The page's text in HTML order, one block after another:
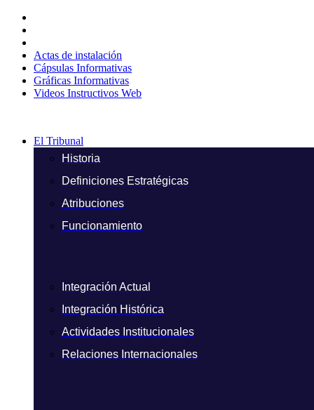
contenido
Actas de instalación
Cápsulas Informativas
Gráficas Informativas
Videos Instructivos Web
El Tribunal
Historia
Definiciones Estratégicas
Atribuciones
Funcionamiento
Integración Actual
Integración Histórica
Actividades Institucionales
Relaciones Internacionales